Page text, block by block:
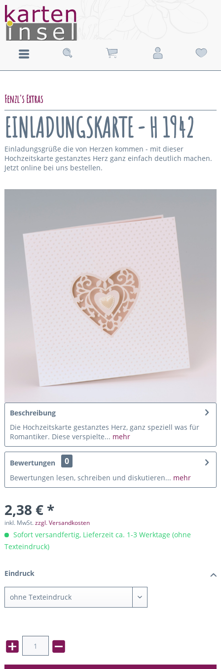
Fenzl's Extras
EINLADUNGSKARTE - H 1942
Einladungsgrüße die von Herzen kommen - mit dieser
Hochzeitskarte gestanztes Herz ganz einfach deutlich machen.
Jetzt online bei uns bestellen.
Beschreibung
Die Hochzeitskarte gestanztes Herz, ganz speziell was für
Romantiker. Diese verspielte... mehr
Bewertungen 0
Bewertungen lesen, schreiben und diskutieren... mehr
2,38 € *
inkl. MwSt.zzgl. Versandkosten
Sofort versandfertig, Lieferzeit ca. 1-3 Werktage (ohne
Texteindruck)
Eindruck